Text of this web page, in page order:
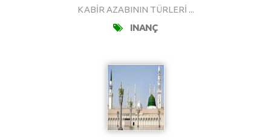
KABİR AZABININ TÜRLERİ ...
INANÇ